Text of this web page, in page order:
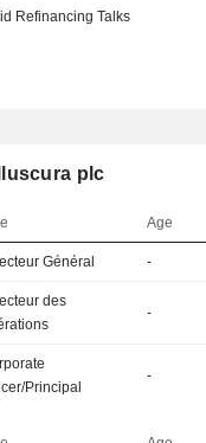
Refinancing Talks
plc
Age
Général -
des
-
Principal
-